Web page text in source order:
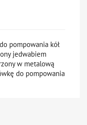
pompowania kół
jedwabiem
w metalową
do pompowania